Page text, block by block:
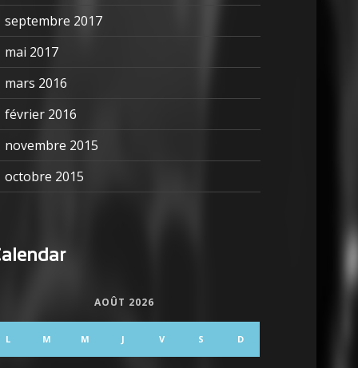
septembre 2017
mai 2017
mars 2016
février 2016
novembre 2015
octobre 2015
AOÛT 2026
L M M J V S D